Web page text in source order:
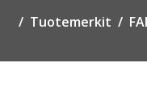
Tuotemerkit